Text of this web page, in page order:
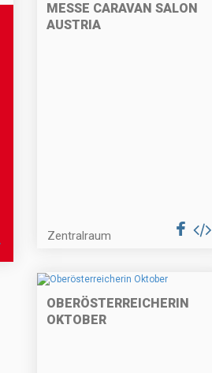
MESSE CARAVAN SALON
AUSTRIA
Zentralraum
OBERÖSTERREICHERIN
OKTOBER